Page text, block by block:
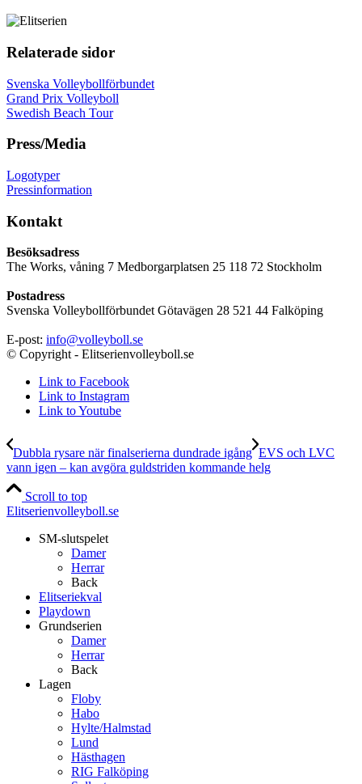
Relaterade sidor
Svenska Volleybollförbundet
Grand Prix Volleyboll
Swedish Beach Tour
Press/Media
Logotyper
Pressinformation
Kontakt
Besöksadress
The Works, våning 7 Medborgarplatsen 25 118 72 Stockholm
Postadress
Svenska Volleybollförbundet Götavägen 28 521 44 Falköping
E-post: info@volleyboll.se
© Copyright - Elitserienvolleyboll.se
Link to Facebook
Link to Instagram
Link to Youtube
Dubbla rysare när finalserierna dundrade igång EVS och LVC
vann igen – kan avgöra guldstriden kommande helg
Scroll to top
Elitserienvolleyboll.se
SM-slutspelet
Damer
Herrar
Back
Elitseriekval
Playdown
Grundserien
Damer
Herrar
Back
Lagen
Floby
Habo
Hylte/Halmstad
Lund
Hästhagen
RIG Falköping